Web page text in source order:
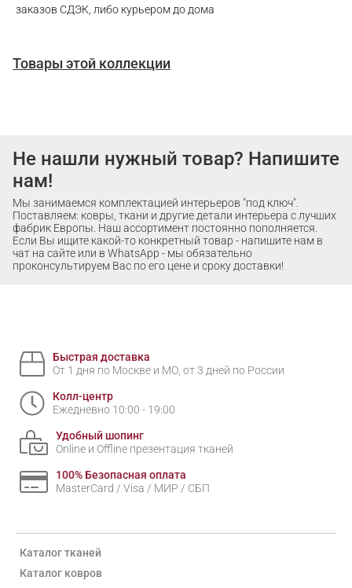
заказов СДЭК, либо курьером до дома
Товары этой коллекции
Не нашли нужный товар? Напишите
нам!
Мы занимаемся комплектацией интерьеров "под ключ".
Поставляем: ковры, ткани и другие детали интерьера с лучших
фабрик Европы. Наш ассортимент постоянно пополняется.
Если Вы ищите какой-то конкретный товар - напишите нам в
чат на сайте или в WhatsApp - мы обязательно
проконсультируем Вас по его цене и сроку доставки!
Быстрая доставка
От 1 дня по Москве и МО, от 3 дней по России
Колл-центр
Ежедневно 10:00 - 19:00
Удобный шопинг
Online и Offline презентация тканей
100% Безопасная оплата
MasterCard / Visa / МИР / СБП
Каталог тканей
Каталог ковров